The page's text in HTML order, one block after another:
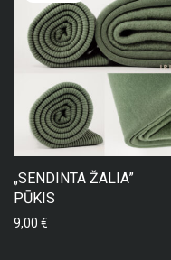
„SENDINTA ŽALIA”
PŪKIS
9,00 €